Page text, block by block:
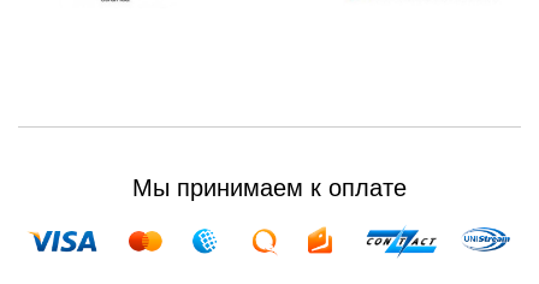
Мы принимаем к оплате